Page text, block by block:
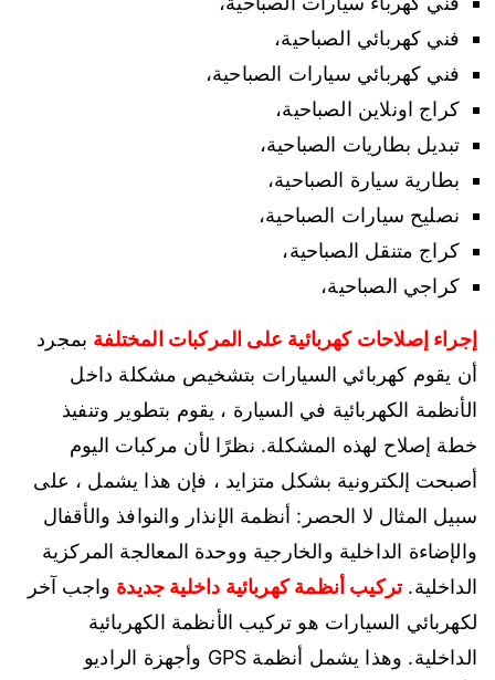
فني كهربائي الصباحية،
فني كهربائي سيارات الصباحية،
كراج اونلاين الصباحية،
تبديل بطاريات الصباحية،
بطارية سيارة الصباحية،
نصليح سيارات الصباحية،
كراج متنقل الصباحية،
كراجي الصباحية،
إجراء إصلاحات كهربائية على المركبات المختلفة بمجرد
أن يقوم كهربائي السيارات بتشخيص مشكلة داخل
الأنظمة الكهربائية في السيارة ، يقوم بتطوير وتنفيذ
خطة إصلاح لهذه المشكلة. نظرًا لأن مركبات اليوم
أصبحت إلكترونية بشكل متزايد ، فإن هذا يشمل ، على
سبيل المثال لا الحصر: أنظمة الإنذار والنوافذ والأقفال
والإضاءة الداخلية والخارجية ووحدة المعالجة المركزية
الداخلية.تركيب أنظمة كهربائية داخلية جديدة واجب آخر
لكهربائي السيارات هو تركيب الأنظمة الكهربائية
الداخلية. وهذا يشمل أنظمة GPS وأجهزة الراديو